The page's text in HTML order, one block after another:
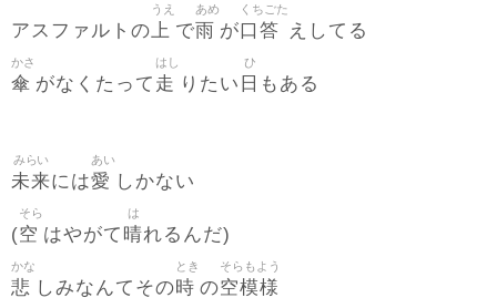
アスファルトの上
うえ
で雨
あめ
が口答
くちごた
えしてる
傘
かさ
がなくたって 走
はし
りたい 日
ひ
もある
未来
みらい
には愛
あい
しかない
(空
そら
はやがて 晴
は
れるんだ)
悲
かな
しみなんてその時
とき
の空模様
そらもよう